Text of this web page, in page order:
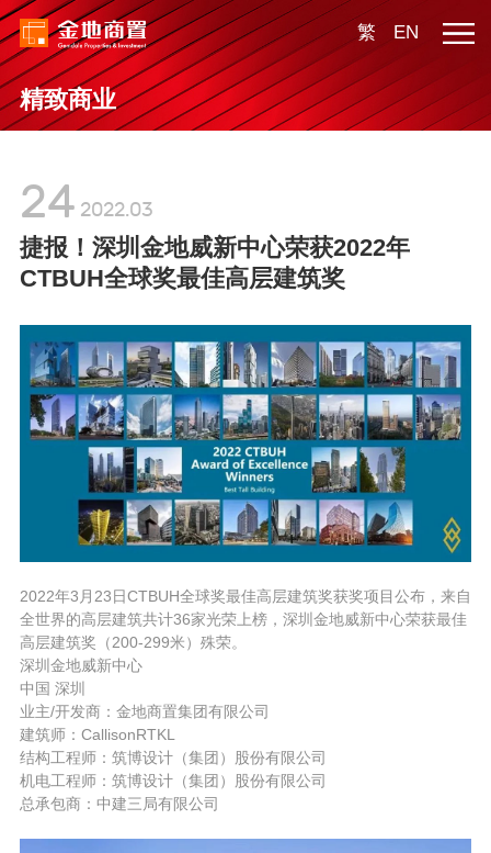
繁 EN
精致商业
24 2022.03
捷报！深圳金地威新中心荣获2022年
CTBUH全球奖最佳高层建筑奖
2022年3月23日CTBUH全球奖最佳高层建筑奖获奖项目公布，来自
全世界的高层建筑共计36家光荣上榜，深圳金地威新中心荣获最佳
高层建筑奖（200-299米）殊荣。
深圳金地威新中心
中国 深圳
业主/开发商：金地商置集团有限公司
建筑师：CallisonRTKL
结构工程师：筑博设计（集团）股份有限公司
机电工程师：筑博设计（集团）股份有限公司
总承包商：中建三局有限公司